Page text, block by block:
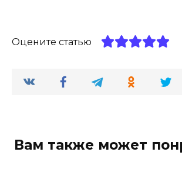
Оцените статью
Вам также может